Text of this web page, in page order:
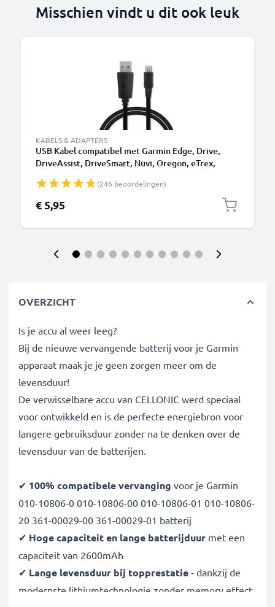
Misschien vindt u dit ook leuk
KABELS & ADAPTERS
USB Kabel compatibel met Garmin Edge, Drive,
DriveAssist, DriveSmart, Nüvi, Oregon, eTrex,
Datakabel zwart(246 beoordelingen)
€ 5,95
OVERZICHT
Is je accu al weer leeg?
Bij de nieuwe vervangende batterij voor je Garmin
apparaat maak je je geen zorgen meer om de
levensduur!
De verwisselbare accu van CELLONIC werd speciaal
voor ontwikkeld en is de perfecte energiebron voor
langere gebruiksduur zonder na te denken over de
levensduur van de batterijen.
✔ 100% compatibele vervanging voor je Garmin
010-10806-0 010-10806-00 010-10806-01 010-10806-
20 361-00029-00 361-00029-01 batterij
✔ Hoge capaciteit en lange batterijduur met een
capaciteit van 2600mAh
✔ Lange levensduur bij topprestatie - dankzij de
modernste lithiumtechnologie zonder memory effect